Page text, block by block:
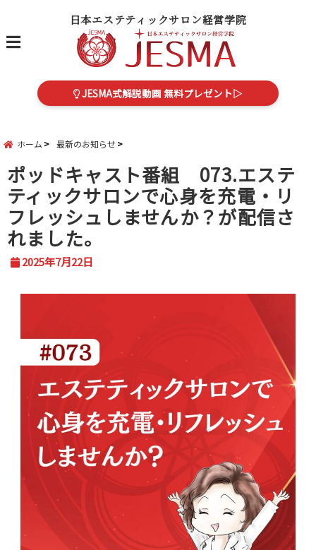
日本エステティックサロン経営学院
menu
JESMA式解説動画 無料プレゼント▷
ホーム 最新のお知らせ
ポッドキャスト番組 073.エステ
ティックサロンで心身を充電・リ
フレッシュしませんか？が配信さ
れました。
2025年7月22日